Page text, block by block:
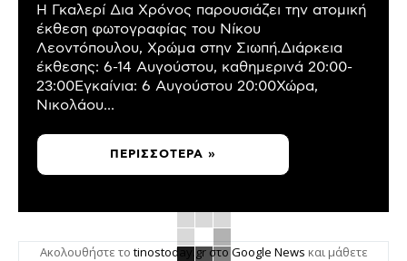
Η Γκαλερί Δια Χρόνος παρουσιάζει την ατομική
έκθεση φωτογραφίας του Νίκου
Λεοντόπουλου, Χρώμα στην Σιωπή.Διάρκεια
έκθεσης: 6-14 Αυγούστου, καθημερινά 20:00-
23:00Εγκαίνια: 6 Αυγούστου 20:00Χώρα,
Νικολάου...
ΠΕΡΙΣΣΌΤΕΡΑ »
Ακολουθήστε το tinostoday.gr στο Google News και μάθετε